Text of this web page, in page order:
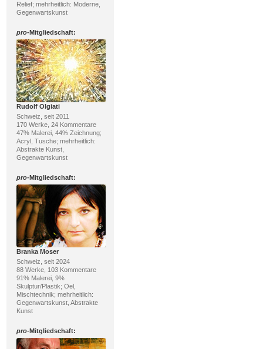
Relief; mehrheitlich: Moderne,
Gegenwartskunst
pro-Mitgliedschaft:
Rudolf Olgiati
Schweiz, seit 2011
170 Werke, 24 Kommentare
47% Malerei, 44% Zeichnung;
Acryl, Tusche; mehrheitlich:
Abstrakte Kunst,
Gegenwartskunst
pro-Mitgliedschaft:
Branka Moser
Schweiz, seit 2024
88 Werke, 103 Kommentare
91% Malerei, 9%
Skulptur/Plastik; Oel,
Mischtechnik; mehrheitlich:
Gegenwartskunst, Abstrakte
Kunst
pro-Mitgliedschaft: